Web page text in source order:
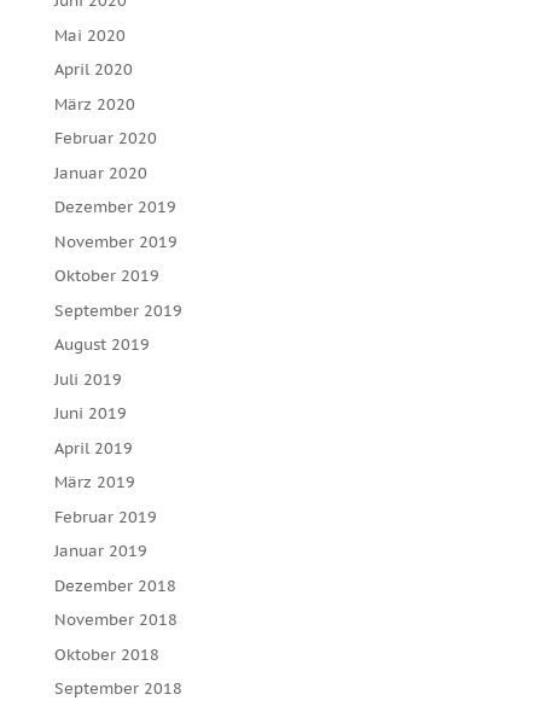
Mai 2020
April 2020
März 2020
Februar 2020
Januar 2020
Dezember 2019
November 2019
Oktober 2019
September 2019
August 2019
Juli 2019
Juni 2019
April 2019
März 2019
Februar 2019
Januar 2019
Dezember 2018
November 2018
Oktober 2018
September 2018